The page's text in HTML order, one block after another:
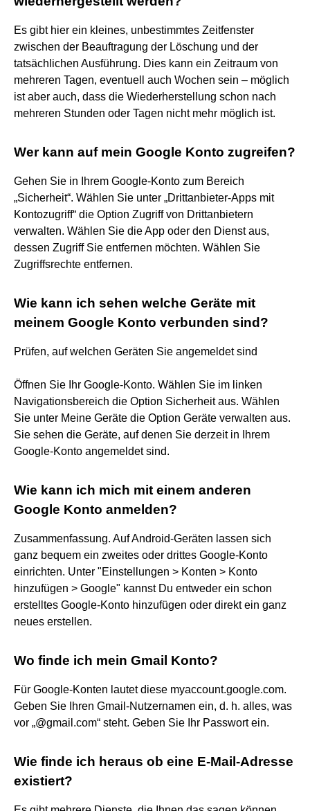
Es gibt hier ein kleines, unbestimmtes Zeitfenster
zwischen der Beauftragung der Löschung und der
tatsächlichen Ausführung. Dies kann ein Zeitraum von
mehreren Tagen, eventuell auch Wochen sein – möglich
ist aber auch, dass die Wiederherstellung schon nach
mehreren Stunden oder Tagen nicht mehr möglich ist.
Wer kann auf mein Google Konto zugreifen?
Gehen Sie in Ihrem Google-Konto zum Bereich
„Sicherheit“. Wählen Sie unter „Drittanbieter-Apps mit
Kontozugriff“ die Option Zugriff von Drittanbietern
verwalten. Wählen Sie die App oder den Dienst aus,
dessen Zugriff Sie entfernen möchten. Wählen Sie
Zugriffsrechte entfernen.
Wie kann ich sehen welche Geräte mit
meinem Google Konto verbunden sind?
Prüfen, auf welchen Geräten Sie angemeldet sind
Öffnen Sie Ihr Google-Konto. Wählen Sie im linken
Navigationsbereich die Option Sicherheit aus. Wählen
Sie unter Meine Geräte die Option Geräte verwalten aus.
Sie sehen die Geräte, auf denen Sie derzeit in Ihrem
Google-Konto angemeldet sind.
Wie kann ich mich mit einem anderen
Google Konto anmelden?
Zusammenfassung. Auf Android-Geräten lassen sich
ganz bequem ein zweites oder drittes Google-Konto
einrichten. Unter "Einstellungen > Konten > Konto
hinzufügen > Google" kannst Du entweder ein schon
erstelltes Google-Konto hinzufügen oder direkt ein ganz
neues erstellen.
Wo finde ich mein Gmail Konto?
Für Google-Konten lautet diese myaccount.google.com.
Geben Sie Ihren Gmail-Nutzernamen ein, d. h. alles, was
vor „@gmail.com“ steht. Geben Sie Ihr Passwort ein.
Wie finde ich heraus ob eine E-Mail-Adresse
existiert?